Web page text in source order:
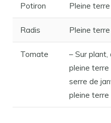
Potiron Pleine terre
Radis Pleine
Tomate
– Sur plant,
pleine terre
serre de
pleine terre